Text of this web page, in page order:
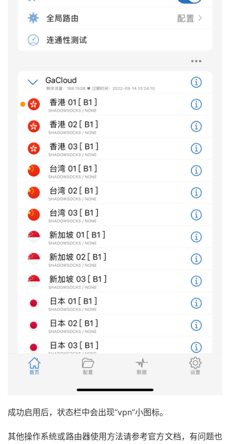
成功启用后，状态栏中会出现“vpn”小图标。
其他操作系统或路由器使用方法请参考官方文档，有问题也